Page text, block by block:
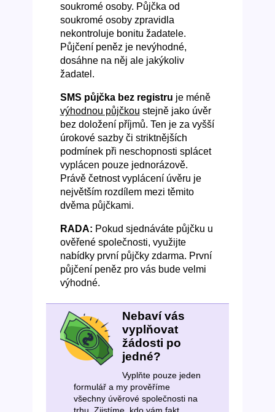
soukromé osoby. Půjčka od
soukromé osoby zpravidla
nekontroluje bonitu žadatele.
Půjčení peněz je nevýhodné,
dosáhne na něj ale jakýkoliv
žadatel.
SMS půjčka bez registru je méně
výhodnou půjčkou stejně jako úvěr
bez doložení příjmů. Ten je za vyšší
úrokové sazby či striktnějších
podmínek při neschopnosti splácet
vyplácen pouze jednorázově.
Právě četnost vyplácení úvěru je
největším rozdílem mezi těmito
dvěma půjčkami.
RADA: Pokud sjednáváte půjčku u
ověřené společnosti, využijte
nabídky první půjčky zdarma. První
půjčení peněz pro vás bude velmi
výhodné.
Nebaví vás
vyplňovat
žádosti po
jedné?
Vyplňte pouze jeden
formulář a my prověříme
všechny úvěrové společnosti na